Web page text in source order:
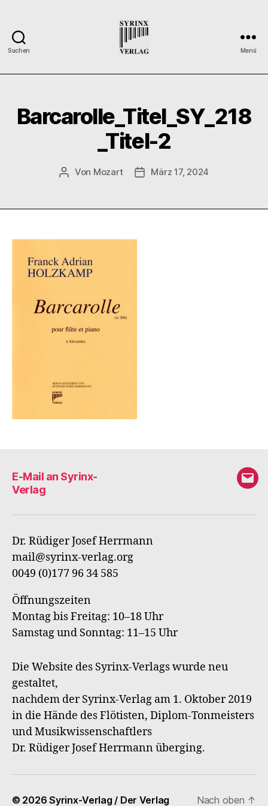
Suchen
Verlag
Verlag
der
Flötisten
Menü
Barcarolle_Titel_SY_218
_Titel-2
Beitragsautor
Von Mozart Veröffentlichungsdatum
März 17, 2024
E-Mail an Syrinx-
Verlag
E-
an
Dr. Rüdiger Josef Herrmann
mail@syrinx-verlag.org
0049 (0)177 96 34 585
Öffnungszeiten
Montag bis Freitag: 10–18 Uhr
Samstag und Sonntag: 11–15 Uhr
Die Website des Syrinx-Verlags wurde neu
gestaltet,
nachdem der Syrinx-Verlag am 1. Oktober 2019
in die Hände des Flötisten, Diplom-Tonmeisters
und Musikwissenschaftlers
Dr. Rüdiger Josef Herrmann überging.
© 2026Syrinx-Verlag / Der Verlag Nach oben ↑